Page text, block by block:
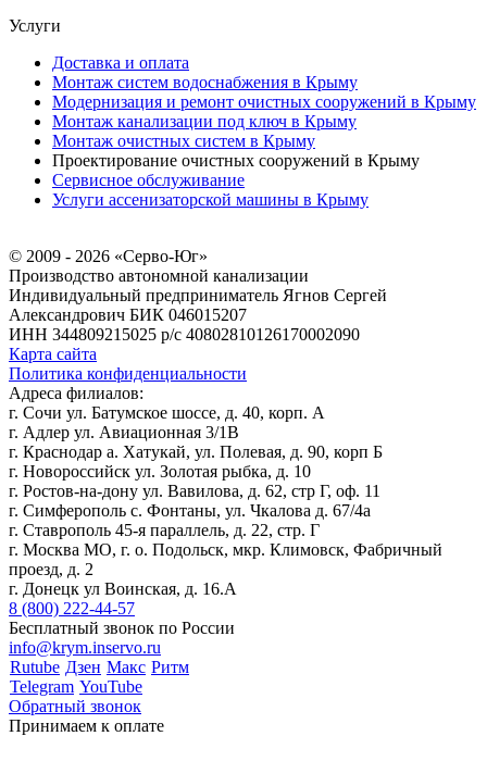
Услуги
Доставка и оплата
Монтаж систем водоснабжения в Крыму
Модернизация и ремонт очистных сооружений в Крыму
Монтаж канализации под ключ в Крыму
Монтаж очистных систем в Крыму
Проектирование очистных сооружений в Крыму
Сервисное обслуживание
Услуги ассенизаторской машины в Крыму
© 2009 - 2026 «Серво-Юг»
Производство автономной канализации
Индивидуальный предприниматель Ягнов Сергей
Александрович БИК 046015207
ИНН 344809215025 р/с 40802810126170002090
Карта сайта
Политика конфиденциальности
Адреса филиалов:
г. Сочи ул. Батумское шоссе, д. 40, корп. А
г. Адлер ул. Авиационная 3/1В
г. Краснодар а. Хатукай, ул. Полевая, д. 90, корп Б
г. Новороссийск ул. Золотая рыбка, д. 10
г. Ростов-на-дону ул. Вавилова, д. 62, стр Г, оф. 11
г. Симферополь с. Фонтаны, ул. Чкалова д. 67/4а
г. Ставрополь 45-я параллель, д. 22, стр. Г
г. Москва МО, г. о. Подольск, мкр. Климовск, Фабричный
проезд, д. 2
г. Донецк ул Воинская, д. 16.А
8 (800) 222-44-57
Бесплатный звонок по России
info@krym.inservo.ru
Rutube Дзен Макс Ритм
Telegram YouTube
Обратный звонок
Принимаем к оплате